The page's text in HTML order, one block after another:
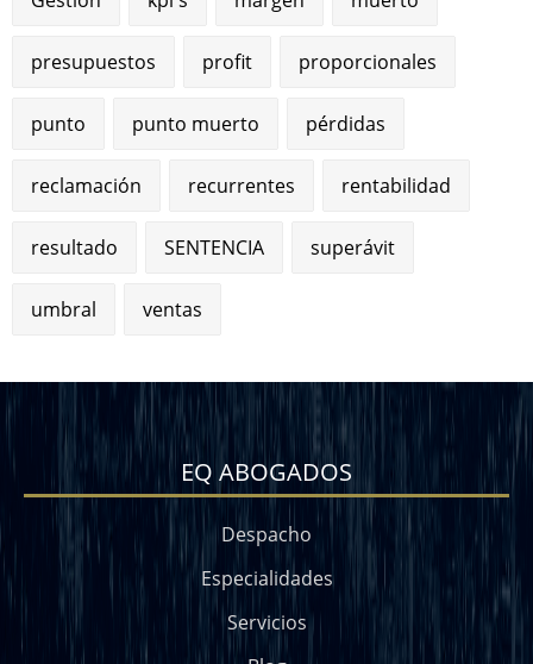
presupuestos profit proporcionales
punto punto muerto pérdidas
reclamación recurrentes rentabilidad
resultado SENTENCIA superávit
umbral ventas
EQ ABOGADOS
Despacho
Especialidades
Servicios